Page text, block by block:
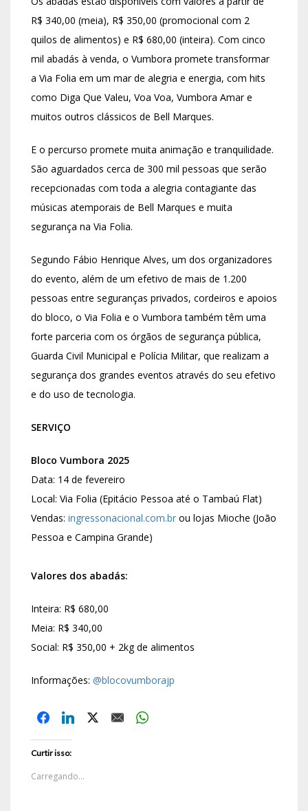
R$ 340,00 (meia), R$ 350,00 (promocional com 2
quilos de alimentos) e R$ 680,00 (inteira). Com cinco
mil abadás à venda, o Vumbora promete transformar
a Via Folia em um mar de alegria e energia, com hits
como Diga Que Valeu, Voa Voa, Vumbora Amare
muitos outros clássicos de Bell Marques.
E o percurso promete muita animação e tranquilidade.
São aguardados cerca de 300 mil pessoas que serão
recepcionadas com toda a alegria contagiante das
músicas atemporais de Bell Marques e muita
segurança na Via Folia.
Segundo Fábio Henrique Alves, um dos organizadores
do evento, além de um efetivo de mais de 1.200
pessoas entre seguranças privados, cordeiros e apoios
do bloco, o Via Folia e o Vumbora também têm uma
forte parceria com os órgãos de segurança pública,
Guarda Civil Municipal e Polícia Militar, que realizam a
segurança dos grandes eventos através do seu efetivo
e do uso de tecnologia.
SERVIÇO
Bloco Vumbora 2025
Data: 14 de fevereiro
Local: Via Folia (Epitácio Pessoa até o Tambaú Flat)
Vendas: ingressonacional.com.br ou lojas Mioche (João
Pessoa e Campina Grande)
Valores dos abadás:
Inteira: R$ 680,00
Meia: R$ 340,00
Social: R$ 350,00 + 2kg de alimentos
Informações: @blocovumborajp
Curtir isso:
Carregando...